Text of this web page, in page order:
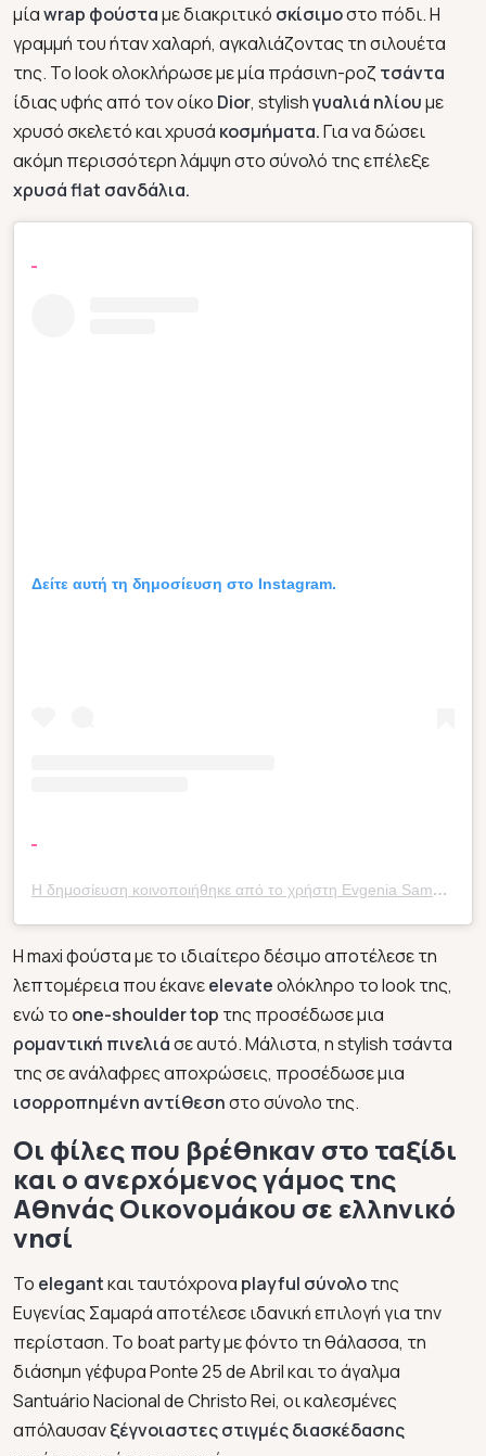
μίαwrap φούσταμε διακριτικό σκίσιμοστο πόδι. Η
γραμμή του ήταν χαλαρή, αγκαλιάζοντας τη σιλουέτα
της. Το look ολοκλήρωσε με μία πράσινη-ροζ τσάντα
ίδιας υφής από τον οίκο Dior, stylishγυαλιά ηλίουμε
χρυσό σκελετό και χρυσά κοσμήματα.Για να δώσει
ακόμη περισσότερη λάμψη στο σύνολό της επέλεξε
χρυσά flat σανδάλια.
Δείτε αυτή τη δημοσίευση στο Instagram.
Η δημοσίευση κοινοποιήθηκε από το χρήστη Evgenia Samara (@eugeniasamara)
Η maxi φούστα με το ιδιαίτερο δέσιμο αποτέλεσε τη
λεπτομέρεια που έκανεelevateολόκληρο το look της,
ενώ το one-shoulder top της προσέδωσε μια
ρομαντική πινελιάσε αυτό. Μάλιστα, η stylish τσάντα
της σε ανάλαφρες αποχρώσεις, προσέδωσε μια
ισορροπημένη αντίθεσηστο σύνολο της.
Οι φίλες που βρέθηκαν στο ταξίδι
και ο ανερχόμενος γάμος της
Αθηνάς Οικονομάκου σε ελληνικό
νησί
To elegantκαι ταυτόχρονα playful σύνολοτης
Ευγενίας Σαμαρά αποτέλεσε ιδανική επιλογή για την
περίσταση. Το boat party με φόντο τη θάλασσα, τη
διάσημη γέφυρα Ponte 25 de Abril και το άγαλμα
Santuário Nacional de Christo Rei, οι καλεσμένες
απόλαυσανξέγνοιαστες στιγμές διασκέδασης